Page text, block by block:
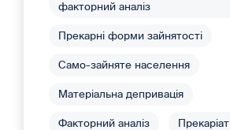
факторний аналіз
Прекарні форми зайнятості
Само-зайняте населення
Матеріальна депривація
Факторний аналіз Прекаріат